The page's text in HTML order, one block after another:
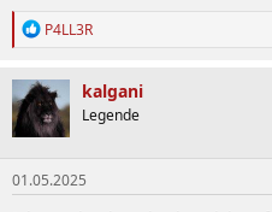
R
k
t
i
o
n
e
n
P4LL3R
kalgani
Legende
01.05.2025